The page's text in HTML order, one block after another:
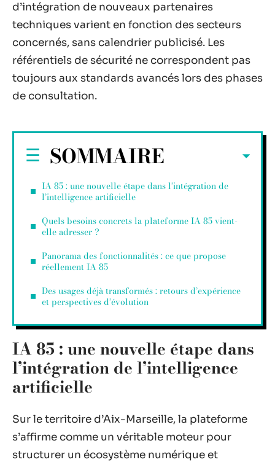
d’intégration de nouveaux partenaires
techniques varient en fonction des secteurs
concernés, sans calendrier publicisé. Les
référentiels de sécurité ne correspondent pas
toujours aux standards avancés lors des phases
de consultation.
SOMMAIRE
IA 85 : une nouvelle étape dans l’intégration de
l’intelligence artificielle
Quels besoins concrets la plateforme IA 85 vient-
elle adresser ?
Panorama des fonctionnalités : ce que propose
réellement IA 85
Des usages déjà transformés : retours d’expérience
et perspectives d’évolution
IA 85 : une nouvelle étape dans
l’intégration de l’intelligence
artificielle
Sur le territoire d’Aix-Marseille, la plateforme
s’affirme comme un véritable moteur pour
structurer un écosystème numérique et